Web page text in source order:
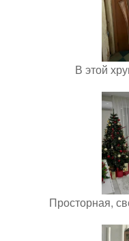
В этой
Просторная,